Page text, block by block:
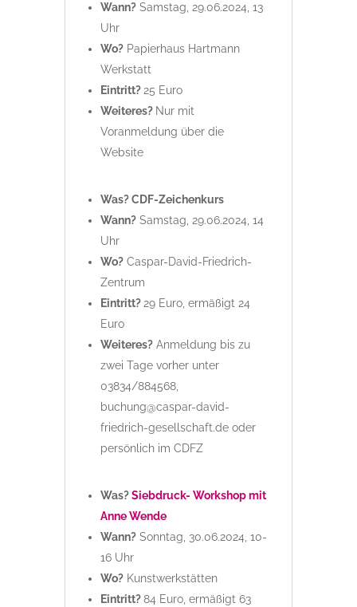
Wann?Samstag, 29.06.2024, 13
Uhr
Wo?Papierhaus Hartmann
Werkstatt
Eintritt?25 Euro
Weiteres? Nur mit
Voranmeldung über die
Website
Was? CDF-Zeichenkurs
Wann?Samstag, 29.06.2024, 14
Uhr
Wo?Caspar-David-Friedrich-
Zentrum
Eintritt?29 Euro, ermäßigt 24
Euro
Weiteres?Anmeldung bis zu
zwei Tage vorher unter
03834/884568,
buchung@caspar-david-
friedrich-gesellschaft.de oder
persönlich im CDFZ
Was?Siebdruck- Workshop mit
Anne Wende
Wann?Sonntag, 30.06.2024, 10-
16 Uhr
Wo?Kunstwerkstätten
Eintritt?84 Euro, ermäßigt 63